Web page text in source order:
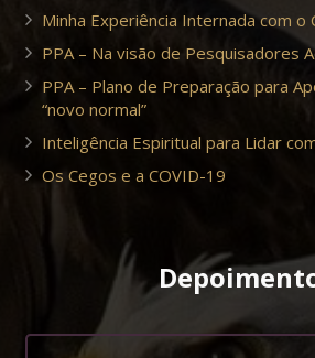
Minha Experiência Internada com o
PPA – Na visão de Pesquisadores
PPA – Plano de Preparação para
“novo normal”
Inteligência Espiritual para Lidar
Os Cegos e a COVID-19